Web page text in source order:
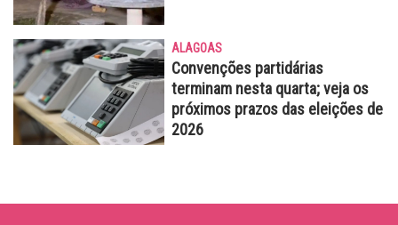
ALAGOAS
Convenções partidárias
terminam nesta quarta; veja os
próximos prazos das eleições de
2026